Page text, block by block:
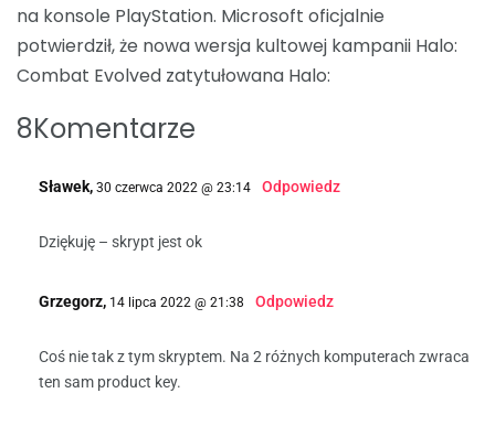
na konsole PlayStation. Microsoft oficjalnie
potwierdził, że nowa wersja kultowej kampanii Halo:
Combat Evolved zatytułowana Halo:
8Komentarze
Sławek, 30 czerwca 2022 @ 23:14 Odpowiedz
Dziękuję – skrypt jest ok
Grzegorz, 14 lipca 2022 @ 21:38 Odpowiedz
Coś nie tak z tym skryptem. Na 2 różnych komputerach zwraca
ten sam product key.